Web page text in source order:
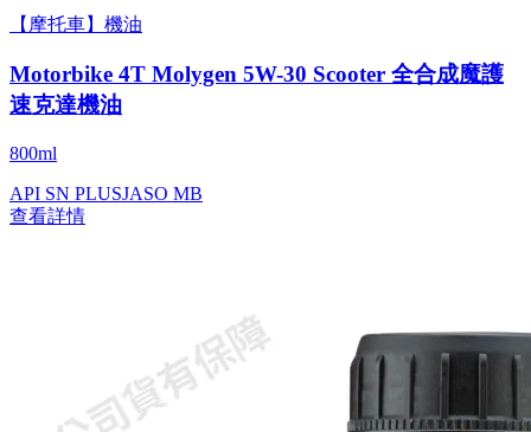
【摩托車】機油
Motorbike 4T Molygen 5W-30 Scooter 全合成魔護
速克達機油
800ml
API SN PLUSJASO MB
查看詳情